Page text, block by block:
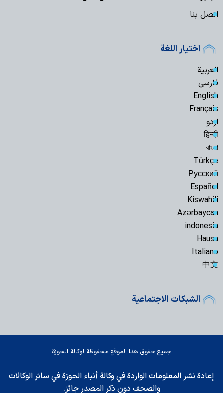
اتصل بنا
اختيار اللغة
العربية
فارسی
English
Français
اردو
हिन्दी
বাংলা
Türkçe
Русский
Español
Kiswahili
Azərbaycan
indonesia
Hausa
Italiano
中文
الشبكات الاجتماعية
جميع حقوق هذا الموقع محفوظة لوكالة الحوزة
إعادة نشر المعلومات الواردة في وكالة أنباء الحوزة في سائر الوكالات
والصحف دون ذكر المصدر جائز.